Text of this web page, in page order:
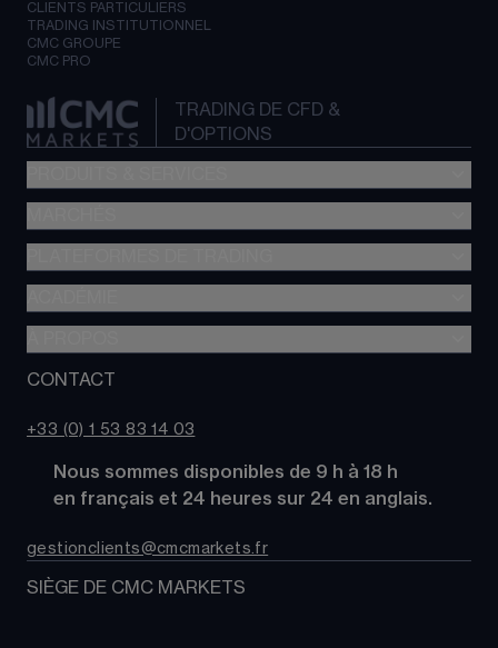
CLIENTS PARTICULIERS
TRADING INSTITUTIONNEL
CMC GROUPE
CMC PRO
TRADING DE CFD &
D'OPTIONS
Trading d’options
Comparez des comptes
Coûts
Alpha
Actions
Matières Premières
ETFs
Paniers d'Actions
Glossaire
Nos analystes de marché
À propos de CMC Markets
Support
CONTACT
+33 (0) 1 53 83 14 03
      Nous sommes disponibles de 9 h à 18 h
      en français et 24 heures sur 24 en anglais.
gestionclients@cmcmarkets.fr
SIÈGE DE CMC MARKETS